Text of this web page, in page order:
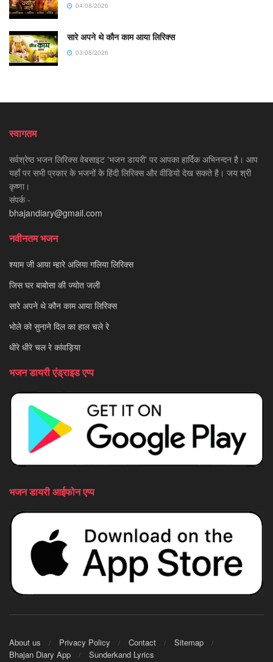
04/08/2026
सारे अपने थे कौन काम आया लिरिक्स
03/08/2026
स्वागतम
सर्वश्रेष्ठ भजन लिरिक्स वेबसाइट 'भजन डायरी' पर आपका हार्दिक अभिनन्दन है। आप
यहाँ पर सभी प्रकार के भजनों के हिंदी लिरिक्स और वीडियो देख सकते है। जय श्री
कृष्णा।
संपर्क -
bhajandiary@gmail.com
नवीनतम भजन
श्याम जी आया म्हारे अलिया गलिया लिरिक्स
जिस घर बाबोसा की ज्योत जली
सारे अपने थे कौन काम आया लिरिक्स
भोले को सुनाने दिल का हाल चले रे
धीरे धीरे चल रे कांवड़िया
भजन डायरी एंड्राइड एप्प
भजन डायरी आईफोन एप्प
About us Privacy Policy Contact
Sitemap
Bhajan Diary App
Sunderkand Lyrics